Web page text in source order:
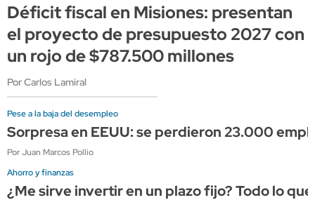
Déficit fiscal en Misiones: presentan
el proyecto de presupuesto 2027 con
un rojo de $787.500 millones
Por Carlos Lamiral
Pese a la baja del desempleo
Sorpresa en EEUU: se perdieron 23.000
Por Juan Marcos Pollio
Ahorro y finanzas
¿Me sirve invertir en un plazo fijo? Todo lo